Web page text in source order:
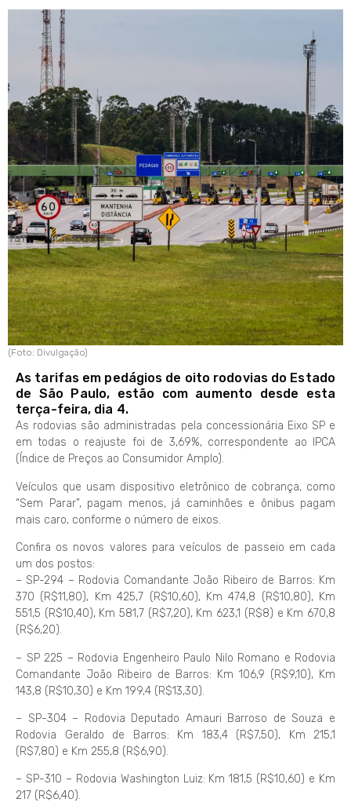
(Foto: Divulgação)
As tarifas em pedágios de oito rodovias do Estado
de São Paulo, estão com aumento desde esta
terça-feira, dia 4.
As rodovias são administradas pela concessionária Eixo SP e
em todas o reajuste foi de 3,69%, correspondente ao IPCA
(Índice de Preços ao Consumidor Amplo).
Veículos que usam dispositivo eletrônico de cobrança, como
“Sem Parar”, pagam menos, já caminhões e ônibus pagam
mais caro, conforme o número de eixos.
Confira os novos valores para veículos de passeio em cada
um dos postos:
– SP-294 – Rodovia Comandante João Ribeiro de Barros: Km
370 (R$11,80), Km 425,7 (R$10,60), Km 474,8 (R$10,80), Km
551,5 (R$10,40), Km 581,7 (R$7,20), Km 623,1 (R$8) e Km 670,8
(R$6,20).
– SP 225 – Rodovia Engenheiro Paulo Nilo Romano e Rodovia
Comandante João Ribeiro de Barros: Km 106,9 (R$9,10), Km
143,8 (R$10,30) e Km 199,4 (R$13,30).
– SP-304 – Rodovia Deputado Amauri Barroso de Souza e
Rodovia Geraldo de Barros: Km 183,4 (R$7,50), Km 215,1
(R$7,80) e Km 255,8 (R$6,90).
– SP-310 – Rodovia Washington Luiz: Km 181,5 (R$10,60) e Km
217 (R$6,40).